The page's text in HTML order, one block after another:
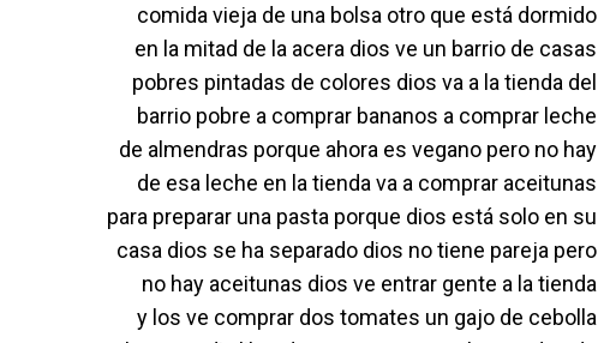
comida vieja de una bolsa otro que está dormido
en la mitad de la acera dios ve un barrio de casas
pobres pintadas de colores dios va a la tienda del
barrio pobre a comprar bananos a comprar leche
de almendras porque ahora es vegano pero no hay
de esa leche en la tienda va a comprar aceitunas
para preparar una pasta porque dios está solo en su
casa dios se ha separado dios no tiene pareja pero
no hay aceitunas dios ve entrar gente a la tienda
y los ve comprar dos tomates un gajo de cebolla